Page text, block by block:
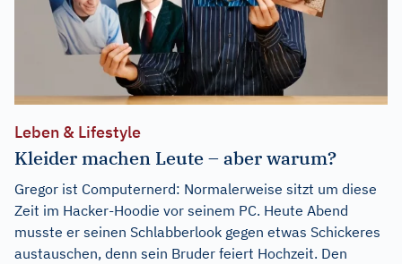
Leben & Lifestyle
Kleider machen Leute – aber warum?
Gregor ist Computernerd: Normalerweise sitzt um diese
Zeit im Hacker-Hoodie vor seinem PC. Heute Abend
musste er seinen Schlabberlook gegen etwas Schickeres
austauschen, denn sein Bruder feiert Hochzeit. Den